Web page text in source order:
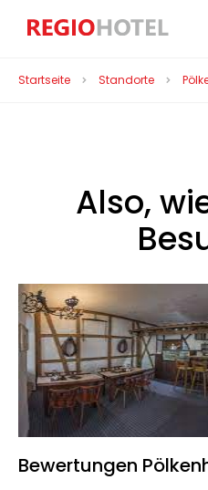
Startseite Standorte
Also,
Bewertungen